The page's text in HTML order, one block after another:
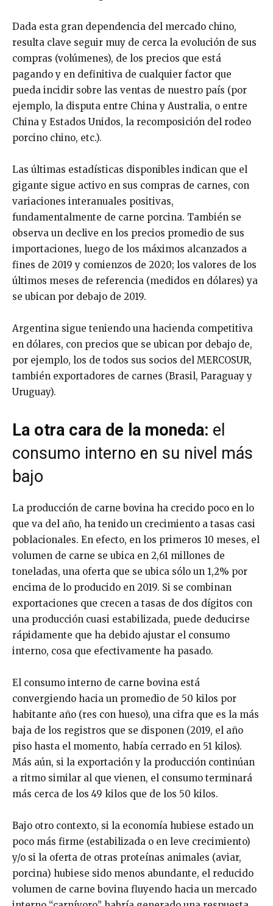
Dada esta gran dependencia del mercado chino,
resulta clave seguir muy de cerca la evolución de sus
compras (volúmenes), de los precios que está
pagando y en definitiva de cualquier factor que
pueda incidir sobre las ventas de nuestro país (por
ejemplo, la disputa entre China y Australia, o entre
China y Estados Unidos, la recomposición del rodeo
porcino chino, etc.).
Las últimas estadísticas disponibles indican que el
gigante sigue activo en sus compras de carnes, con
variaciones interanuales positivas,
fundamentalmente de carne porcina. También se
observa un declive en los precios promedio de sus
importaciones, luego de los máximos alcanzados a
fines de 2019 y comienzos de 2020; los valores de los
últimos meses de referencia (medidos en dólares) ya
se ubican por debajo de 2019.
Argentina sigue teniendo una hacienda competitiva
en dólares, con precios que se ubican por debajo de,
por ejemplo, los de todos sus socios del MERCOSUR,
también exportadores de carnes (Brasil, Paraguay y
Uruguay).
La otra cara de la moneda: el
consumo interno en su nivel más
bajo
La producción de carne bovina ha crecido poco en lo
que va del año, ha tenido un crecimiento a tasas casi
poblacionales. En efecto, en los primeros 10 meses, el
volumen de carne se ubica en 2,61 millones de
toneladas, una oferta que se ubica sólo un 1,2% por
encima de lo producido en 2019. Si se combinan
exportaciones que crecen a tasas de dos dígitos con
una producción cuasi estabilizada, puede deducirse
rápidamente que ha debido ajustar el consumo
interno, cosa que efectivamente ha pasado.
El consumo interno de carne bovina está
convergiendo hacia un promedio de 50 kilos por
habitante año (res con hueso), una cifra que es la más
baja de los registros que se disponen (2019, el año
piso hasta el momento, había cerrado en 51 kilos).
Más aún, si la exportación y la producción continúan
a ritmo similar al que vienen, el consumo terminará
más cerca de los 49 kilos que de los 50 kilos.
Bajo otro contexto, si la economía hubiese estado un
poco más firme (estabilizada o en leve crecimiento)
y/o si la oferta de otras proteínas animales (aviar,
porcina) hubiese sido menos abundante, el reducido
volumen de carne bovina fluyendo hacia un mercado